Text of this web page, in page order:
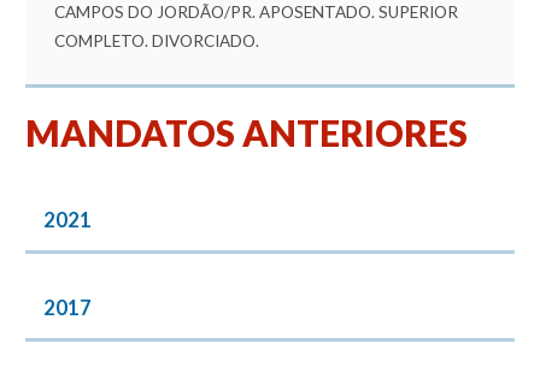
CAMPOS DO JORDÃO/PR. APOSENTADO. SUPERIOR
COMPLETO. DIVORCIADO.
MANDATOS ANTERIORES
2021
2017